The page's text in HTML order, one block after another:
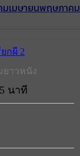
มเมษายนพฤษภาคม
ยาวหนัง
นาที